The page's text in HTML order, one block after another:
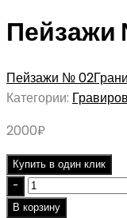
Пейзажи
Пейзажи № 02
Категории:
2000₽
Купить в один клик
Quantity
В корзину